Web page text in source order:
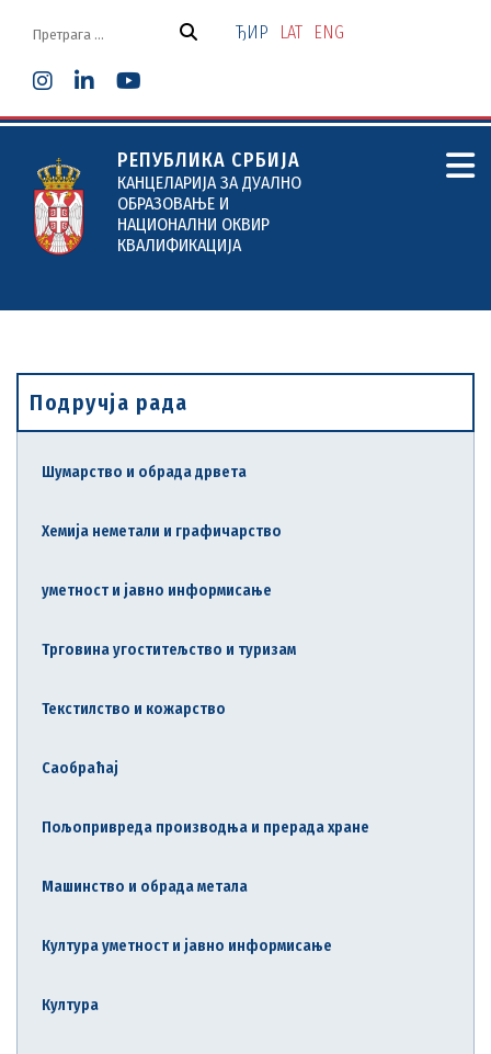
ЂИР LAT ENG
РЕПУБЛИКА СРБИЈА
КАНЦЕЛАРИЈА ЗА ДУАЛНО
ОБРАЗОВАЊЕ И
НАЦИОНАЛНИ ОКВИР
КВАЛИФИКАЦИЈА
Подручја рада
Шумарство и обрада дрвета
Хемија неметали и графичарство
уметност и јавно информисање
Трговина угоститељство и туризам
Текстилство и кожарство
Саобраћај
Пољопривреда производња и прерада хране
Машинство и обрада метала
Култура уметност и јавно информисање
Култура